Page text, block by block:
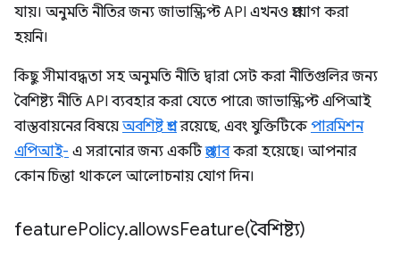
যায়। অনুমতি নীতির জন্য জাভাস্ক্রিপ্ট API এখনও প্রয়োগ করা
হয়নি।
কিছু সীমাবদ্ধতা সহ অনুমতি নীতি দ্বারা সেট করা নীতিগুলির জন্য
বৈশিষ্ট্য নীতি API ব্যবহার করা যেতে পারে৷ জাভাস্ক্রিপ্ট এপিআই
বাস্তবায়নের বিষয়ে অবশিষ্ট প্রশ্নরয়েছে, এবং যুক্তিটিকেপারমিশন
এপিআই- এ সরানোর জন্য একটিপ্রস্তাবকরা হয়েছে। আপনার
কোন চিন্তা থাকলে আলোচনায় যোগ দিন।
featurePolicy.allowsFeature(বৈশিষ্ট্য)